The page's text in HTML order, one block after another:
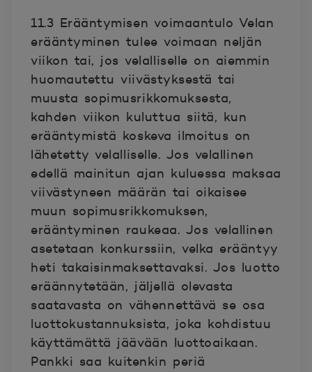
11.3 Erääntymisen voimaantulo Velan
erääntyminen tulee voimaan neljän
viikon tai, jos velalliselle on aiemmin
huomautettu viivästyksestä tai
muusta sopimusrikkomuksesta,
kahden viikon kuluttua siitä, kun
erääntymistä koskeva ilmoitus on
lähetetty velalliselle. Jos velallinen
edellä mainitun ajan kuluessa maksaa
viivästyneen määrän tai oikaisee
muun sopimusrikkomuksen,
erääntyminen raukeaa. Jos velallinen
asetetaan konkurssiin, velka erääntyy
heti takaisinmaksettavaksi. Jos luotto
eräännytetään, jäljellä olevasta
saatavasta on vähennettävä se osa
luottokustannuksista, joka kohdistuu
käyttämättä jäävään luottoaikaan.
Pankki saa kuitenkin periä